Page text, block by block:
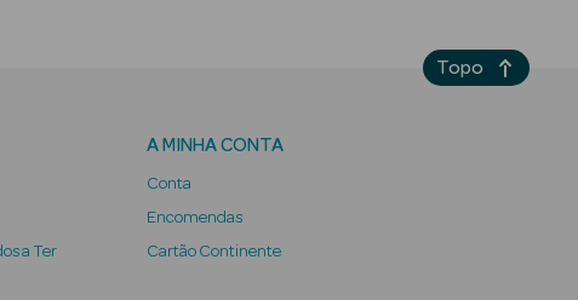
a Ter
A MINHA CONTA
Conta
Encomendas
Cartão Continente
Topo